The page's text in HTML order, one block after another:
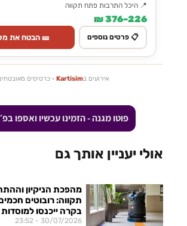
📍 היכל התרבות פתח תקווה
226–376 ₪
📋 פרטים נוספים 🎫 הבטח את
אירועים בKartisim · כרטיסים
פוטו מגנה - הזמינו עכשיו ואספו
אולי יעניין אותך גם
מהפכת הניקיון
תקווה: רובוטים
בקרה ייכנסו למוסדות
30/07/2026